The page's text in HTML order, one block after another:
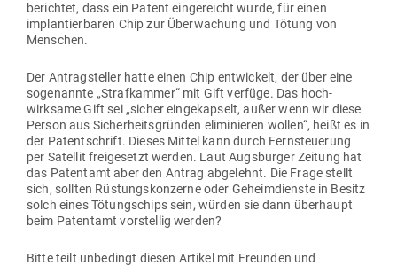
berichtet, dass ein Patent ein­ge­reicht wurde, für einen
implan­tier­baren Chip zur Über­wa­chung und Tötung von
Menschen.
Der Antrag­steller hatte einen Chip ent­wi­ckelt, der über eine
soge­nannte „Straf­kammer“ mit Gift verfüge. Das hoch­
wirksame Gift sei „sicher ein­ge­kapselt, außer wenn wir diese
Person aus Sicher­heits­gründen eli­mi­nieren wollen“, heißt es in
der Patent­schrift. Dieses Mittel kann durch Fern­steuerung
per Satellit frei­ge­setzt werden. Laut Augs­burger Zeitung hat
das Patentamt aber den Antrag abge­lehnt. Die Frage stellt
sich, sollten Rüs­tungs­kon­zerne oder Geheim­dienste in Besitz
solch eines Tötungs­chips sein, würden sie dann über­haupt
beim Patentamt vor­stellig werden?
Bitte teilt unbe­dingt diesen Artikel mit Freunden und